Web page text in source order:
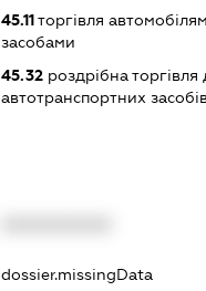
45.11торгівля
засобами
45.32роздрібна
автотранспортних
dossier.missingData